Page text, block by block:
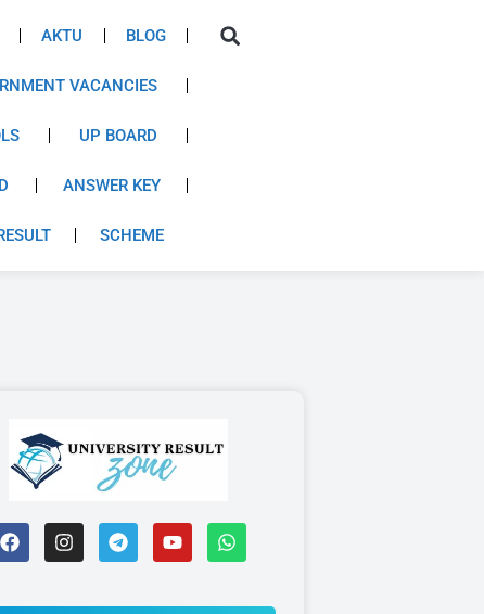
AKTU BLOG
VACANCIES
UP BOARD
ANSWER KEY
SCHEME